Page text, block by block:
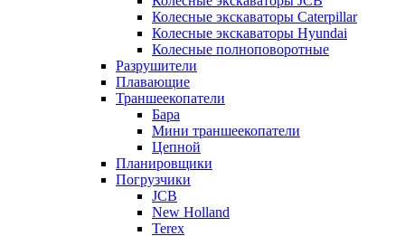
Колесные экскаваторы Caterpillar
Колесные экскаваторы Hyundai
Колесные полноповоротные
Разрушители
Плавающие
Траншеекопатели
Бара
Мини траншеекопатели
Цепной
Планировщики
Погрузчики
JCB
New Holland
Terex